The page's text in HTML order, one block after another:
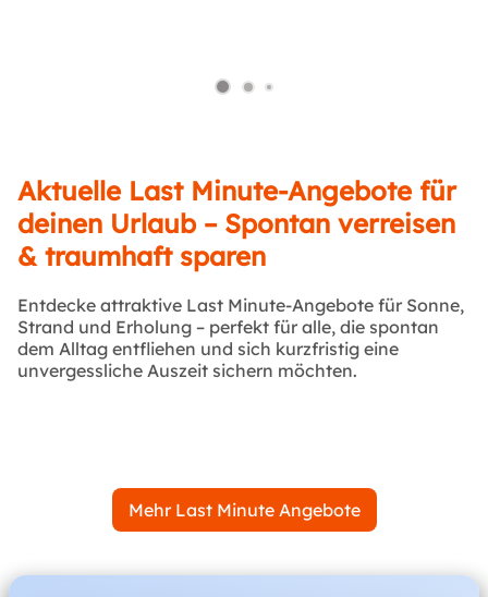
Aktuelle Last Minute-Angebote für
deinen Urlaub – Spontan verreisen
& traumhaft sparen
Entdecke attraktive Last Minute-Angebote für Sonne,
Strand und Erholung – perfekt für alle, die spontan
dem Alltag entfliehen und sich kurzfristig eine
unvergessliche Auszeit sichern möchten.
Mehr Last Minute Angebote